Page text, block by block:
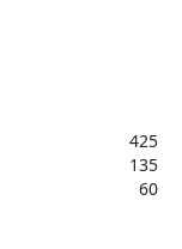
425
135
60